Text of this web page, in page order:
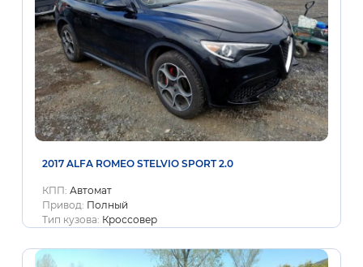
2017 ALFA ROMEO STELVIO SPORT 2.0
КПП: Автомат
Привод: Полный
Тип кузова: Кроссовер